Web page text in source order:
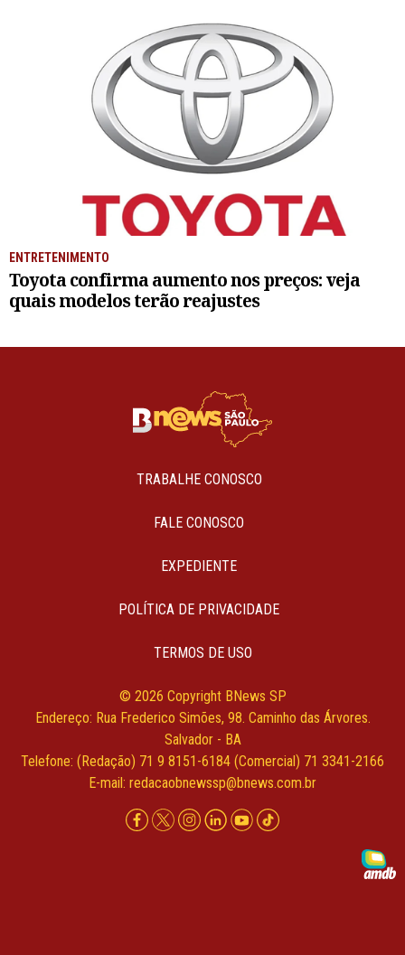
ENTRETENIMENTO
Toyota confirma aumento nos preços: veja
quais modelos terão reajustes
TRABALHE CONOSCO
FALE CONOSCO
EXPEDIENTE
POLÍTICA DE PRIVACIDADE
TERMOS DE USO
© 2026 Copyright BNews SP
Endereço: Rua Frederico Simões, 98. Caminho das Árvores.
Salvador - BA
Telefone: (Redação) 71 9 8151-6184 (Comercial) 71 3341-2166
E-mail: redacaobnewssp@bnews.com.br